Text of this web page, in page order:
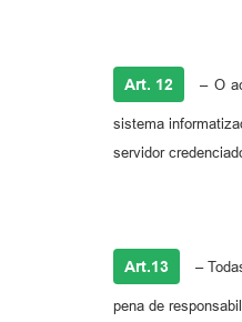
Art. 12 –O
sistema
servidor
Art.13 –
pena de